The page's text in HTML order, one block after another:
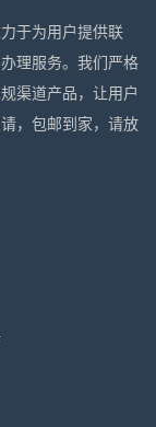
于为用户提供联
理服务。我们严格
渠道产品，让用户
，包邮到家，请放